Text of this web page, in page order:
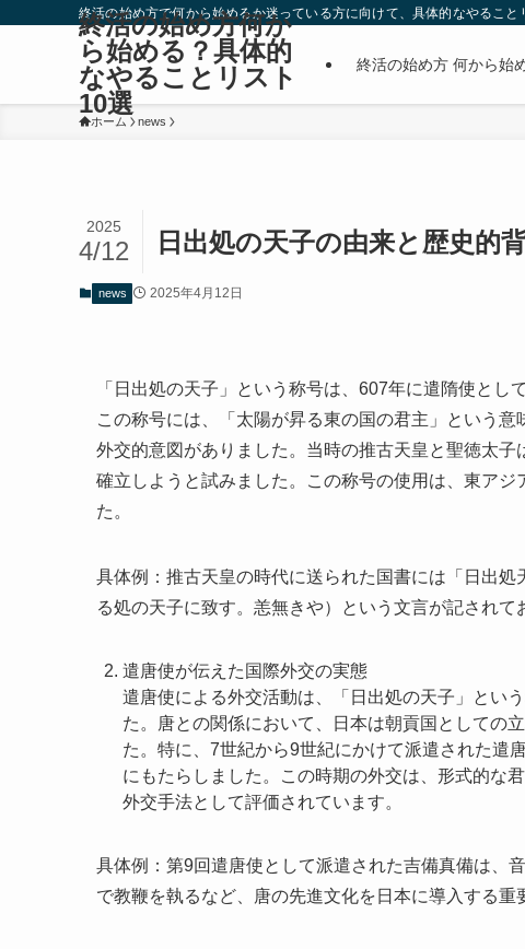
終活の始め方で何から始めるか迷っている方に向けて、具体的なやるこ
終活の始め方何か
ら始める？具体的
なやることリスト
10選
終活の始め方 何から始
ホーム news
日出処の天子の由来と歴史的
2025
4/12
news 2025年4月12日
「日出処の天子」という称号は、607年に遣隋使と
この称号には、「太陽が昇る東の国の君主」という
外交的意図がありました。当時の推古天皇と聖徳太
確立しようと試みました。この称号の使用は、東ア
た。
具体例：推古天皇の時代に送られた国書には「日出
る処の天子に致す。恙無きや）という文言が記されて
遣唐使が伝えた国際外交の実態
遣唐使による外交活動は、「日出処の天子」とい
た。唐との関係において、日本は朝貢国としての
た。特に、7世紀から9世紀にかけて派遣された遣
にもたらしました。この時期の外交は、形式的な
外交手法として評価されています。
具体例：第9回遣唐使として派遣された吉備真備は、
で教鞭を執るなど、唐の先進文化を日本に導入する重